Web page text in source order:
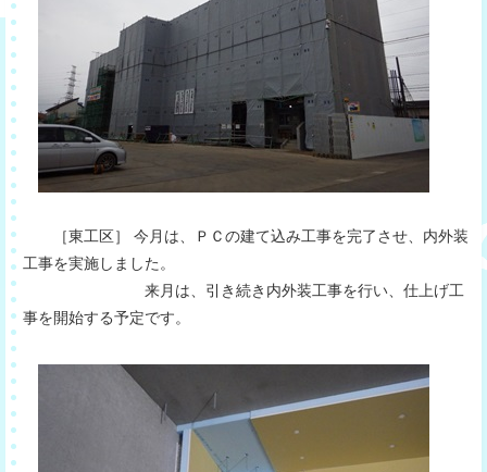
［東工区］ 今月は、ＰＣの建て込み工事を完了させ、内外装
工事を実施しました。
来月は、引き続き内外装工事を行い、仕上げ工
事を開始する予定です。